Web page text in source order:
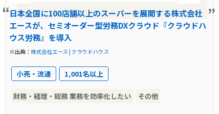
様な手続きを統一化し、スモールスタートでの
導入を実現。
製品の導入により改善した業務
入社・契約更新手続きの属人性や誤りが減少。
滑に。
日本全国に100店舗以上のスーパーを展開する株式会社
エースが、セミオーダー型労務DXクラウド『クラウドハ
ウス労務』を導入
※出典：株式会社エース | クラウドハウス
小売・流通 1,001名以上
財務・経理・総務 業務を効率化したい その他